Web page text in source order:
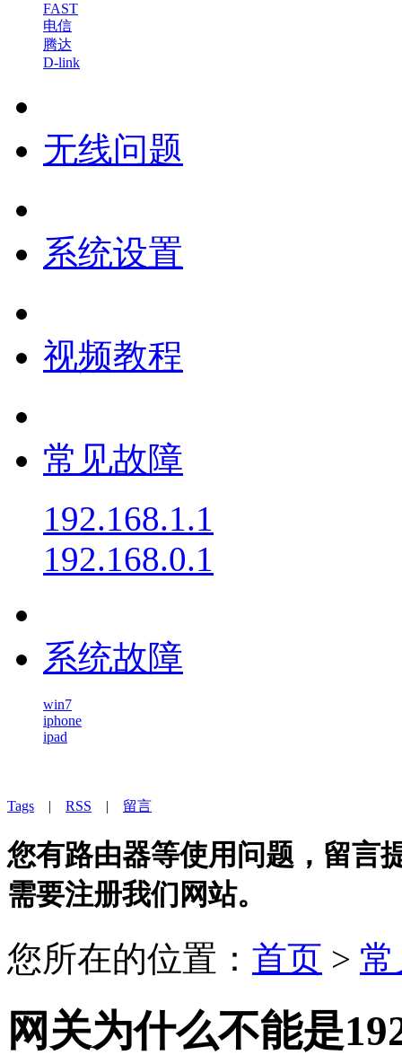
FAST
电信
腾达
D-link
无线问题
系统设置
视频教程
常见故障
192.168.1.1
192.168.0.1
系统故障
win7
iphone
ipad
Tags | RSS | 留言
您有路由器等使用问题，留言
需要注册我们网站。
您所在的位置： 首页 >
网关为什么不能是